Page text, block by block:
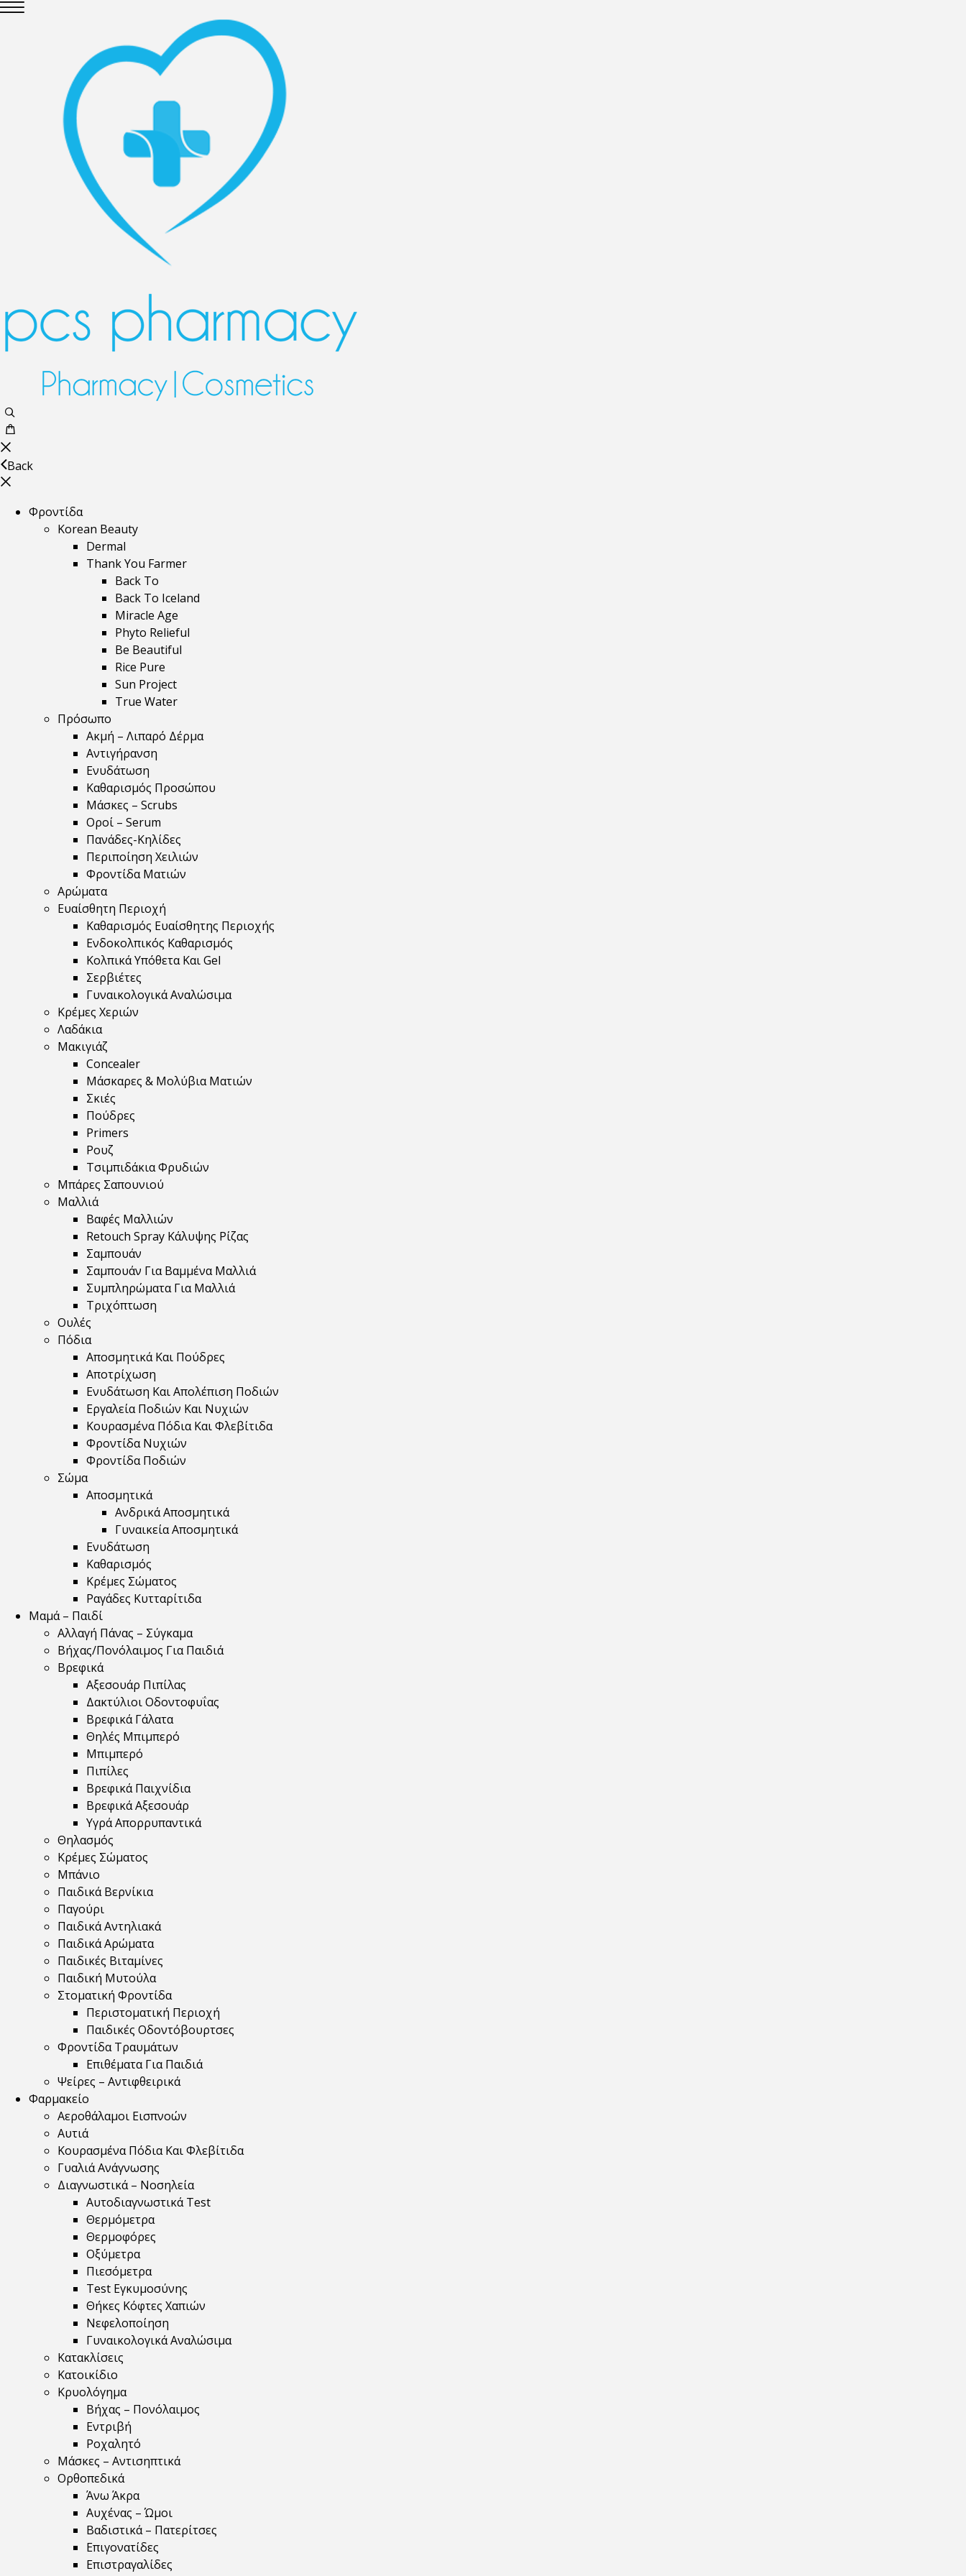
Back
Φροντίδα
Korean Beauty
Dermal
Thank You Farmer
Back To
Back To Iceland
Miracle Age
Phyto Relieful
Be Beautiful
Rice Pure
Sun Project
True Water
Πρόσωπο
Ακμή – Λιπαρό Δέρμα
Αντιγήρανση
Ενυδάτωση
Καθαρισμός Προσώπου
Μάσκες – Scrubs
Οροί – Serum
Πανάδες-Κηλίδες
Περιποίηση Χειλιών
Φροντίδα Ματιών
Αρώματα
Ευαίσθητη Περιοχή
Καθαρισμός Ευαίσθητης Περιοχής
Ενδοκολπικός Καθαρισμός
Κολπικά Υπόθετα Και Gel
Σερβιέτες
Γυναικολογικά Αναλώσιμα
Κρέμες Χεριών
Λαδάκια
Μακιγιάζ
Concealer
Μάσκαρες & Μολύβια Ματιών
Σκιές
Πούδρες
Primers
Ρουζ
Τσιμπιδάκια Φρυδιών
Μπάρες Σαπουνιού
Μαλλιά
Βαφές Μαλλιών
Retouch Spray Κάλυψης Ρίζας
Σαμπουάν
Σαμπουάν Για Βαμμένα Μαλλιά
Συμπληρώματα Για Μαλλιά
Τριχόπτωση
Ουλές
Πόδια
Αποσμητικά Και Πούδρες
Αποτρίχωση
Ενυδάτωση Και Απολέπιση Ποδιών
Εργαλεία Ποδιών Και Νυχιών
Κουρασμένα Πόδια Και Φλεβίτιδα
Φροντίδα Νυχιών
Φροντίδα Ποδιών
Σώμα
Αποσμητικά
Ανδρικά Αποσμητικά
Γυναικεία Αποσμητικά
Ενυδάτωση
Καθαρισμός
Κρέμες Σώματος
Ραγάδες Κυτταρίτιδα
Μαμά – Παιδί
Αλλαγή Πάνας – Σύγκαμα
Βήχας/Πονόλαιμος Για Παιδιά
Βρεφικά
Αξεσουάρ Πιπίλας
Δακτύλιοι Οδοντοφυΐας
Βρεφικά Γάλατα
Θηλές Μπιμπερό
Μπιμπερό
Πιπίλες
Βρεφικά Παιχνίδια
Βρεφικά Αξεσουάρ
Υγρά Απορρυπαντικά
Θηλασμός
Κρέμες Σώματος
Μπάνιο
Παιδικά Βερνίκια
Παγούρι
Παιδικά Αντηλιακά
Παιδικά Αρώματα
Παιδικές Βιταμίνες
Παιδική Μυτούλα
Στοματική Φροντίδα
Περιστοματική Περιοχή
Παιδικές Οδοντόβουρτσες
Φροντίδα Τραυμάτων
Επιθέματα Για Παιδιά
Ψείρες – Αντιφθειρικά
Φαρμακείο
Αεροθάλαμοι Εισπνοών
Αυτιά
Κουρασμένα Πόδια Και Φλεβίτιδα
Γυαλιά Ανάγνωσης
Διαγνωστικά – Νοσηλεία
Αυτοδιαγνωστικά Test
Θερμόμετρα
Θερμοφόρες
Οξύμετρα
Πιεσόμετρα
Test Εγκυμοσύνης
Θήκες Κόφτες Χαπιών
Νεφελοποίηση
Γυναικολογικά Αναλώσιμα
Κατακλίσεις
Κατοικίδιο
Κρυολόγημα
Βήχας – Πονόλαιμος
Εντριβή
Ροχαλητό
Μάσκες – Αντισηπτικά
Ορθοπεδικά
Άνω Άκρα
Αυχένας – Ώμοι
Βαδιστικά – Πατερίτσες
Επιγονατίδες
Επιστραγαλίδες